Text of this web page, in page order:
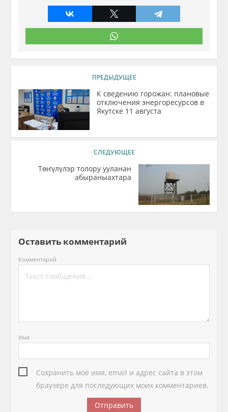
ПРЕДЫДУЩЕЕ
К сведению горожан: плановые
отключения энергоресурсов в
Якутске 11 августа
СЛЕДУЮЩЕЕ
Төҥүлүлэр толору ууланан
абыраныахтара
Оставить комментарий
Комментарий
Имя
Сохранить моё имя, email и адрес сайта в этом
браузере для последующих моих комментариев.